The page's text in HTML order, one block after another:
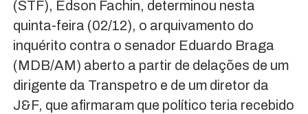
(STF), Edson Fachin, determinou nesta
quinta-feira (02/12), o arquivamento do
inquérito contra o senador Eduardo Braga
(MDB/AM) aberto a partir de delações de um
dirigente da Transpetro e de um diretor da
J&F, que afirmaram que político teria recebido